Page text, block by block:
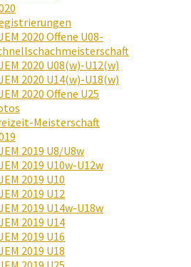
2020 Offene U08-
2020 U08(w)-U12(w)
2020 U14(w)-U18(w)
2020 Offene U25
Meisterschaft
2019 U8/U8w
2019 U10w-U12w
2019 U10
2019 U12
2019 U14w-U18w
2019 U14
2019 U16
2019 U18